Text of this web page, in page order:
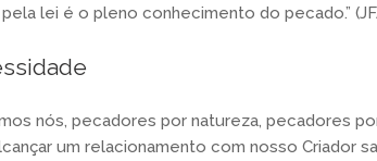
lei é o pleno conhecimento do pecado.”
nós, pecadores por natureza, pecadores
um relacionamento com nosso Criador